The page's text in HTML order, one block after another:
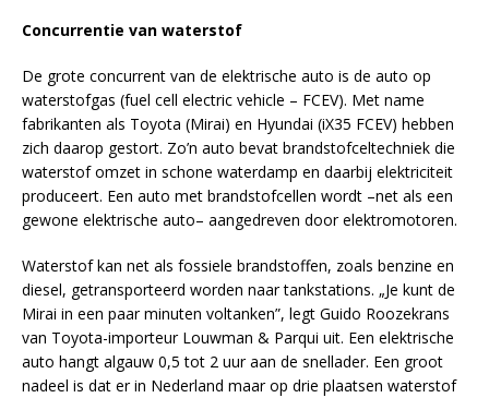
Concurrentie van waterstof
De grote concurrent van de elektrische auto is de auto op
waterstofgas (fuel cell electric vehicle – FCEV). Met name
fabrikanten als Toyota (Mirai) en Hyundai (iX35 FCEV) hebben
zich daarop gestort. Zo’n auto bevat brandstofceltechniek die
waterstof omzet in schone waterdamp en daarbij elektriciteit
produceert. Een auto met brandstofcellen wordt –net als een
gewone elektrische auto– aangedreven door elektromotoren.
Waterstof kan net als fossiele brandstoffen, zoals benzine en
diesel, getransporteerd worden naar tankstations. „Je kunt de
Mirai in een paar minuten voltanken”, legt Guido Roozekrans
van Toyota-importeur Louwman & Parqui uit. Een elektrische
auto hangt algauw 0,5 tot 2 uur aan de snellader. Een groot
nadeel is dat er in Nederland maar op drie plaatsen waterstof